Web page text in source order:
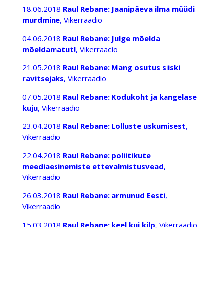
18.06.2018 Raul Rebane: Jaanipäeva ilma müüdi
murdmine, Vikerraadio
04.06.2018 Raul Rebane: Julge mõelda
mõeldamatut!, Vikerraadio
21.05.2018 Raul Rebane: Mang osutus siiski
ravitsejaks, Vikerraadio
07.05.2018 Raul Rebane: Kodukoht ja kangelase
kuju, Vikerraadio
23.04.2018 Raul Rebane: Lolluste uskumisest,
Vikerraadio
22.04.2018 Raul Rebane: poliitikute
meediaesinemiste ettevalmistusvead,
Vikerraadio
26.03.2018 Raul Rebane: armunud Eesti,
Vikerraadio
15.03.2018 Raul Rebane: keel kui kilp, Vikerraadio